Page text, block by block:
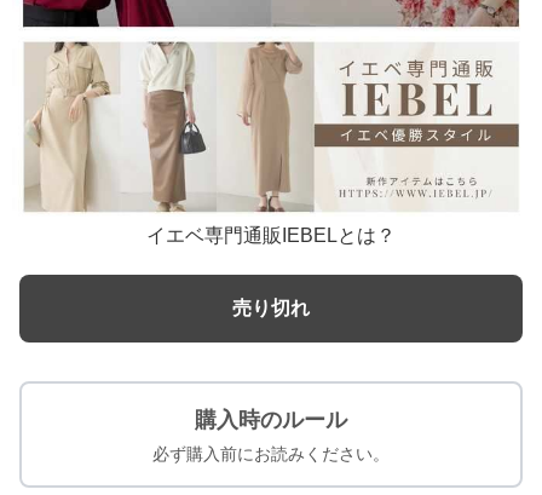
イエベ専門通販IEBELとは？
売り切れ
購入時のルール
必ず購入前にお読みください。